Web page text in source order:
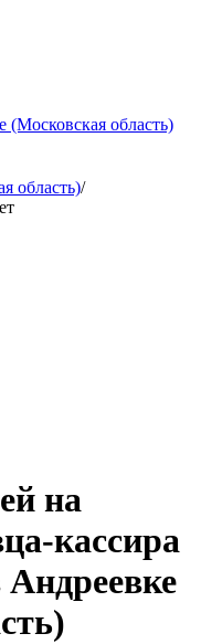
(Московская область)
область)/
на
кассира